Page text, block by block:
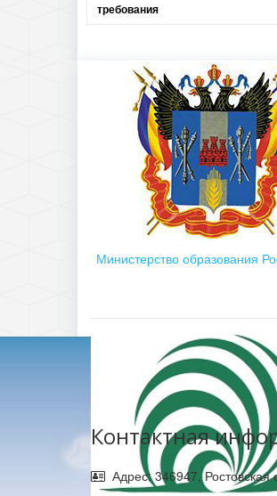
требования
Министерство образования
Контактная
Адрес: 346947, Ростовская